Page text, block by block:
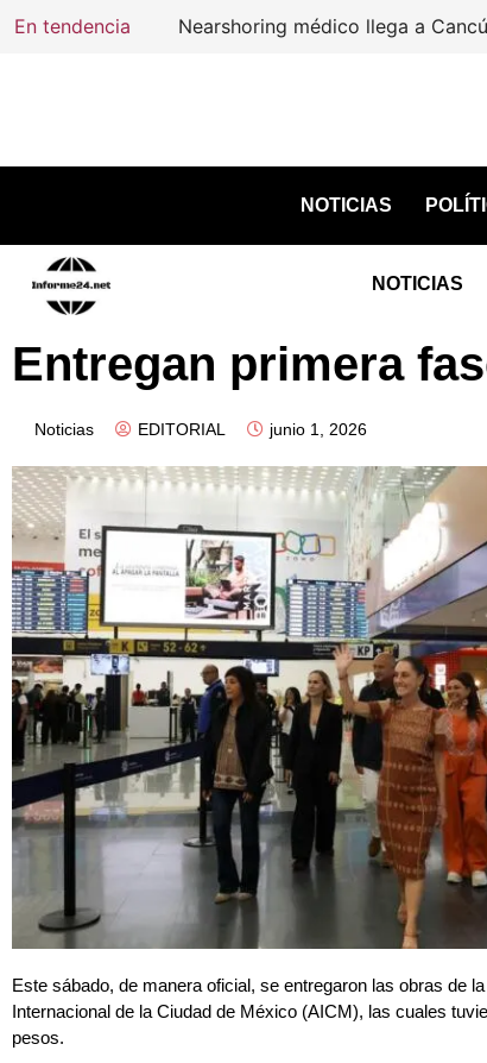
En tendencia Nearshoring médico llega a Cancún
NOTICIAS
NOTICIAS
Entregan primera
Noticias EDITORIAL junio 1, 2026
Este sábado, de manera oficial, se entregaron las obras de
Internacional de la Ciudad de México (AICM), las cuales
pesos.